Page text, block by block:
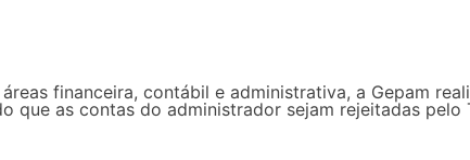
financeira, contábil e administrativa, a Gepam
que as contas do administrador sejam rejeitadas